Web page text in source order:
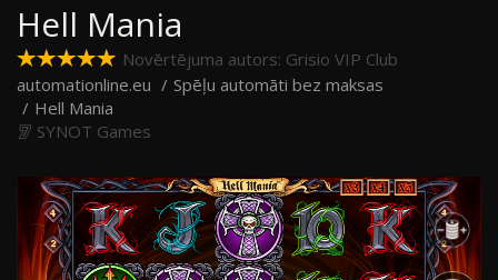
Hell Mania
Novērtējuma autors: Grisio VIP Club
automationline.eu
Spēļu automāti bez maksas
Hell Mania
SYNOT Games